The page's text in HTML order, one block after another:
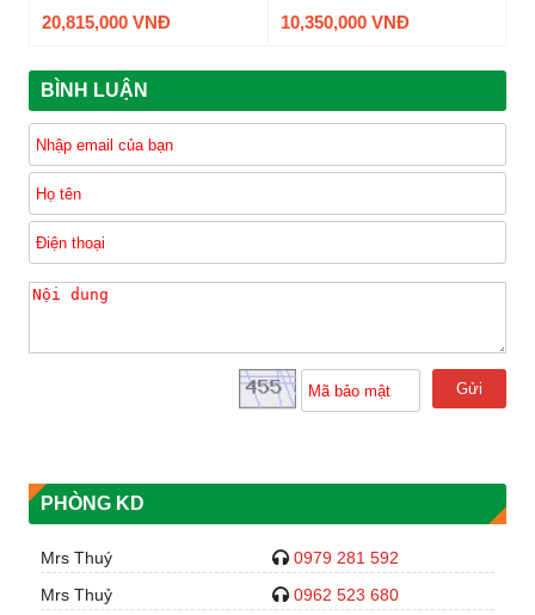
20,815,000 VNĐ 10,350,000 VNĐ
BÌNH LUẬN
Gửi
PHÒNG KD
Mrs Thuý
0979 281 592
Mrs Thuỷ
0962 523 680